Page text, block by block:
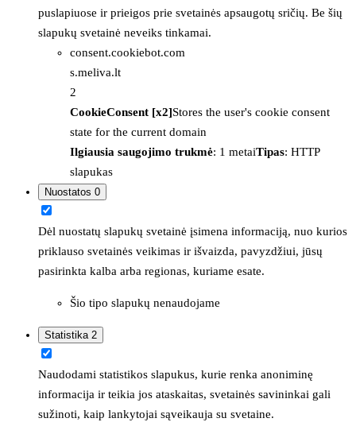
puslapiuose ir prieigos prie svetainės apsaugotų sričių. Be šių
slapukų svetainė neveiks tinkamai.
consent.cookiebot.com
s.meliva.lt
2
CookieConsent [x2]Stores the user's cookie consent
state for the current domain
Ilgiausia saugojimo trukmė: 1 metaiTipas: HTTP
slapukas
Nuostatos 0
Dėl nuostatų slapukų svetainė įsimena informaciją, nuo kurios
priklauso svetainės veikimas ir išvaizda, pavyzdžiui, jūsų
pasirinkta kalba arba regionas, kuriame esate.
Šio tipo slapukų nenaudojame
Statistika 2
Naudodami statistikos slapukus, kurie renka anoniminę
informacija ir teikia jos ataskaitas, svetainės savininkai gali
sužinoti, kaip lankytojai sąveikauja su svetaine.